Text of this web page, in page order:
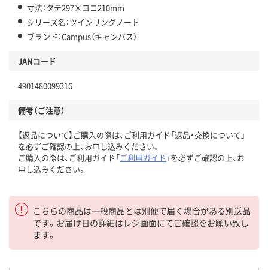
寸法：タテ297×ヨコ210mm
シリーズ名：ツインリングノート
ブランド：Campus（キャンパス）
JANコード
4901480099316
備考（ご注意）
【返品について】ご購入の際は、ご利用ガイド「返品・交換について」
を必ずご確認の上、お申し込みください。
ご購入の際は、ご利用ガイド「ご利用ガイド 」を必ずご確認の上、お
申し込みください。
こちらの商品は一般商品とは別便で届く場合がある別送品
です。お届け日の詳細はレジ画面にてご確認をお願い致し
ます。